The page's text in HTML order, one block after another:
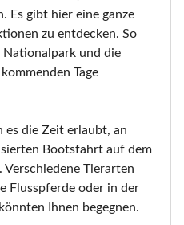
Es gibt hier eine ganze
zu entdecken. So
Nationalpark und die
Tage
es die Zeit erlaubt, an
Bootsfahrt auf dem
Verschiedene Tierarten
Flusspferde oder in der
Ihnen begegnen.